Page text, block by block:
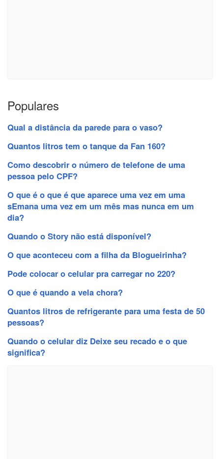
Populares
Qual a distância da parede para o vaso?
Quantos litros tem o tanque da Fan 160?
Como descobrir o número de telefone de uma
pessoa pelo CPF?
O que é o que é que aparece uma vez em uma
sEmana uma vez em um mês mas nunca em um
dia?
Quando o Story não está disponível?
O que aconteceu com a filha da Blogueirinha?
Pode colocar o celular pra carregar no 220?
O que é quando a vela chora?
Quantos litros de refrigerante para uma festa de 50
pessoas?
Quando o celular diz Deixe seu recado e o que
significa?